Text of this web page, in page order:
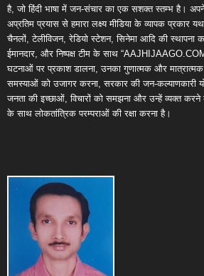
है, जो हिंदी भाषा में जन-संचार का एक सशक्त स्तम्भ है।
अप्रतिम प्रयास से हमारा लक्ष्य मीडिया के व्यापक प्रकार
चैनलों, टेलीविजन, रेडियो स्टेशन, सिनेमा आदि की स्थापना
ईमानदार, और निष्पक्ष टीम के साथ
घटनाओं पर प्रकाश डालना, उनका गुणात्मक और मात्रात्मक
समस्याओं को उजागर करना, सरकार की जन-कल्याणकारी
जनता की इच्छाओं, विचारों को समझना और उन्हें व्यक्त करने
के साथ लोकतांत्रिक परम्पराओं की रक्षा करना है।